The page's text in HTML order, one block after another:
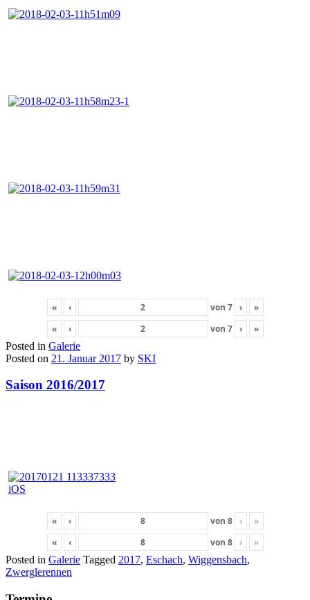
« ‹ von 7 ›
»
«
‹ von 7 ›
»
Posted in Galerie
Posted on 21. Januar 2017 by SKI
Saison 2016/2017
« ‹ von 8 ›
»
«
‹ von 8 ›
»
Posted in Galerie Tagged 2017, Eschach, Wiggensbach,
Zwerglerennen